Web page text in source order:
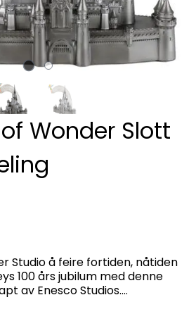
Wonder Slott
Studio å feire fortiden, nåtiden
100 års jubilum med denne
av Enesco Studios.
med